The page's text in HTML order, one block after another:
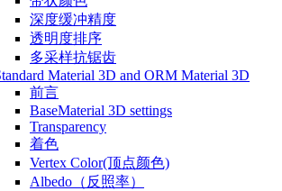
深度缓冲精度
透明度排序
多采样抗锯齿
Material 3D and ORM Material 3D
前言
BaseMaterial 3D settings
Transparency
着色
Vertex Color(顶点颜色)
Albedo（反照率）